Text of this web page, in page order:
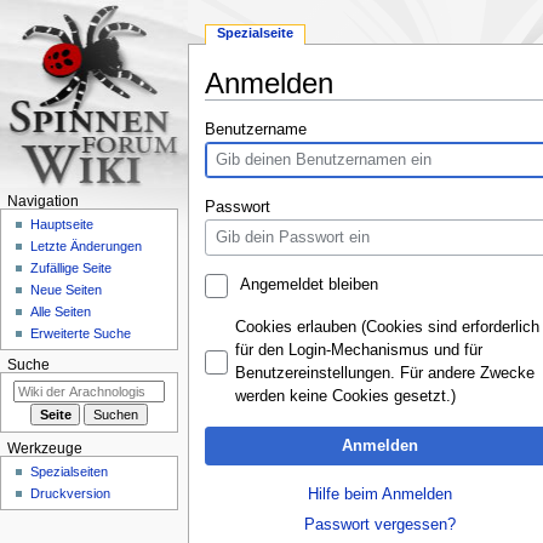
Anmelden
Zur
Navigation
springen
Zur
Suche
springen
Benutzername
Passwort
Angemeldet bleiben
Cookies erlauben (Cookies sind erforderlich
für den Login-Mechanismus und für
Benutzereinstellungen. Für andere Zwecke
werden keine Cookies gesetzt.)
Anmelden
Hilfe beim Anmelden
Passwort vergessen?
Spezialseite
Navigation
Hauptseite
Letzte Änderungen
Zufällige Seite
Neue Seiten
Alle Seiten
Erweiterte Suche
Suche
Werkzeuge
Spezialseiten
Druckversion